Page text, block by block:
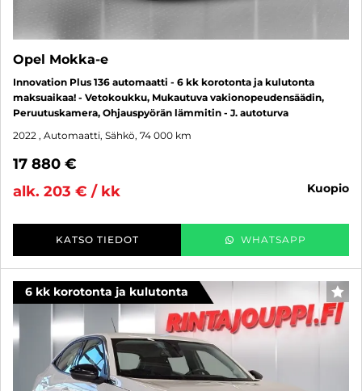
Opel Mokka-e
Innovation Plus 136 automaatti - 6 kk korotonta ja kulutonta
maksuaikaa! - Vetokoukku, Mukautuva vakionopeudensäädin,
Peruutuskamera, Ohjauspyörän lämmitin - J. autoturva
2022 , Automaatti, Sähkö, 74 000 km
17 880 €
alk. 203 € / kk
kuopio
KATSO TIEDOT WHATSAPP
6 kk korotonta ja kulutonta